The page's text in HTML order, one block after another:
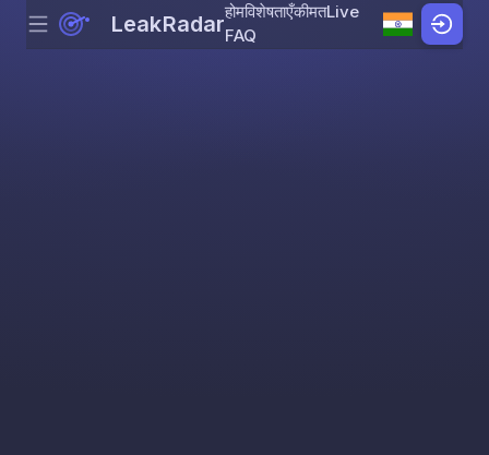
Skip to content
Menu LeakRadarहोमविशेषताएँकीमतLive
FAQ